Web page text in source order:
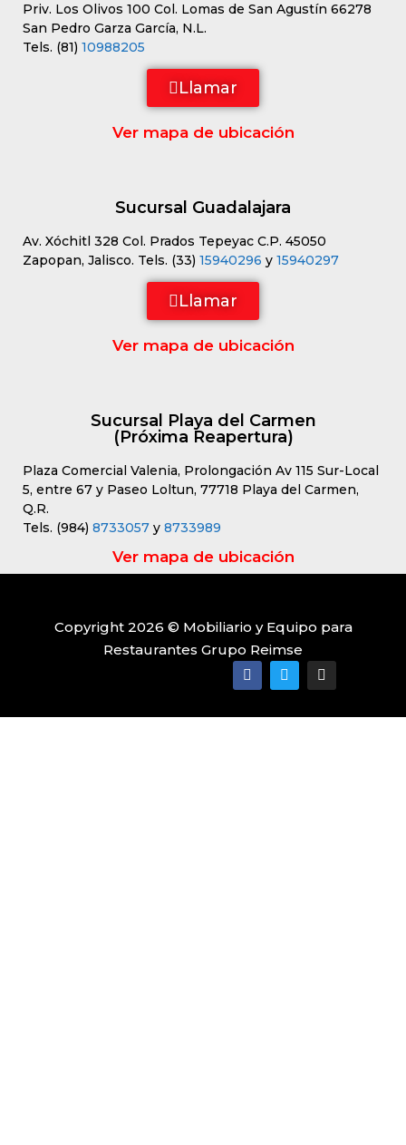
Priv. Los Olivos 100 Col. Lomas de San Agustín 66278
San Pedro Garza García, N.L.
Tels. (81) 10988205
Llamar
Ver mapa de ubicación
Sucursal Guadalajara
Av. Xóchitl 328 Col. Prados Tepeyac C.P. 45050
Zapopan, Jalisco. Tels. (33) 15940296 y 15940297
Llamar
Ver mapa de ubicación
Sucursal Playa del Carmen
(Próxima Reapertura)
Plaza Comercial Valenia, Prolongación Av 115 Sur-Local
5, entre 67 y Paseo Loltun, 77718 Playa del Carmen,
Q.R.
Tels. (984) 8733057 y 8733989
Ver mapa de ubicación
Copyright 2026 © Mobiliario y Equipo para
Restaurantes Grupo Reimse